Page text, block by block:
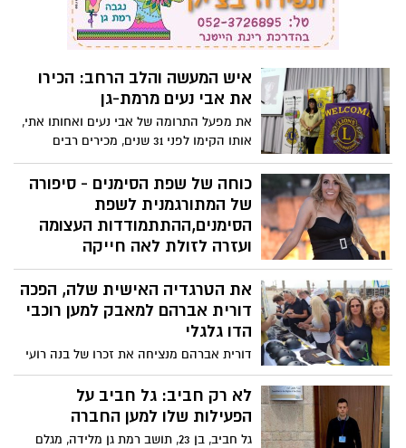
איש המעשה והלב הרחב: הכירו
את אבי נעים מרמת-גן
את מפעל התרומה של אבי נעים ואחותו אתי,
אותו הקימו לפני 31 שנים, מכירים רבים
מתושבי רמת-גן
כוחה של שפת הסימנים - סיפורה
של המתורגמנית לשפת
הסימנים,ההתתמודדות העצומה
ועזרה לזולת לאה חייקה
לאה חייקה החליטה לעשות מהלימון
לימונדה. לאה מרצה ומשתפת על החיים לצד
הורים חרשים, נלחמת לשיפור חיי ילדים
שעברו חרם ומסבירה בהרצאה את המשמעות
את הטרגדיה האישית שלה, הפכה
דורית אברהם למאבק למען רוכבי
הדו גלגלי
דורית אברהם מנציחה את זכרו של בנה רועי
ז״ל ונאבקת למען רוכבי הדו גלגלי והצלת
חיים
לא רק חביב: גל חביב על
הפעילות שלו למען החברה
גל חביב, בן 23, תושב רמת גן מלידה, מגלם